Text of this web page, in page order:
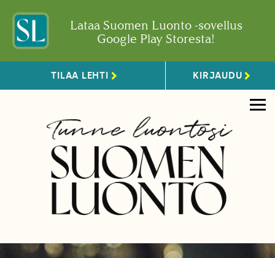
Lataa Suomen Luonto -sovellus
Google Play Storesta!
TILAA LEHTI KIRJAUDU